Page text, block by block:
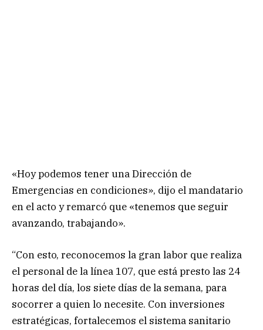
«Hoy podemos tener una Dirección de
Emergencias en condiciones», dijo el mandatario
en el acto y remarcó que «tenemos que seguir
avanzando, trabajando».
“Con esto, reconocemos la gran labor que realiza
el personal de la línea 107, que está presto las 24
horas del día, los siete días de la semana, para
socorrer a quien lo necesite. Con inversiones
estratégicas, fortalecemos el sistema sanitario